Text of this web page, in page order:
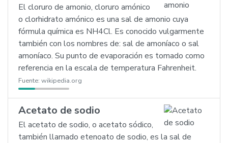
El cloruro de amonio, cloruro amónico
o clorhidrato amónico es una sal de amonio cuya
fórmula química es NH4Cl. Es conocido vulgarmente
también con los nombres de: sal de amoníaco o sal
amoníaco. Su punto de evaporación es tomado como
referencia en la escala de temperatura Fahrenheit.
Fuente: wikipedia.org
Acetato de sodio
El acetato de sodio, o acetato sódico,
también llamado etenoato de sodio, es la sal de